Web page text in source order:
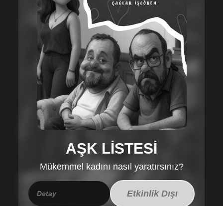
AŞK LİSTESİ
Mükemmel kadını nasıl yaratırsınız?
Detay Etkinlik Dışı